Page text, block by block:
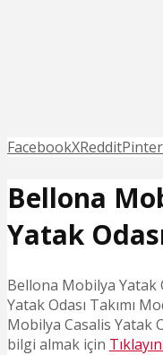
FacebookXReddit
Bellona
Yatak
Bellona Mobilya Yatak
Yatak Odası Takımı
Mobilya Casalis Yatak
bilgi almak için